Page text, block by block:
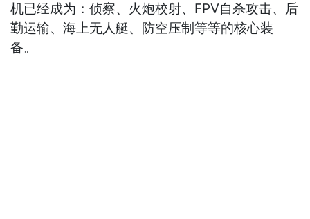
机已经成为：侦察、火炮校射、FPV自杀攻击、后
勤运输、海上无人艇、防空压制等等的核心装
备。